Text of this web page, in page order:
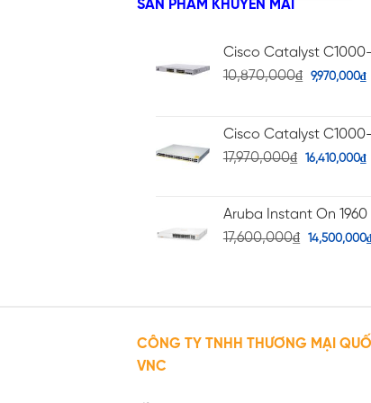
SẢN PHẨM KHUYẾN MÃI
Cisco Catalyst
10,870,000₫ 9,970,000₫
Cisco Catalyst
17,970,000₫ 16,410,000₫
Aruba Instant On 1960
17,600,000₫ 14,500,000
CÔNG TY TNHH THƯƠNG MẠI
VNC